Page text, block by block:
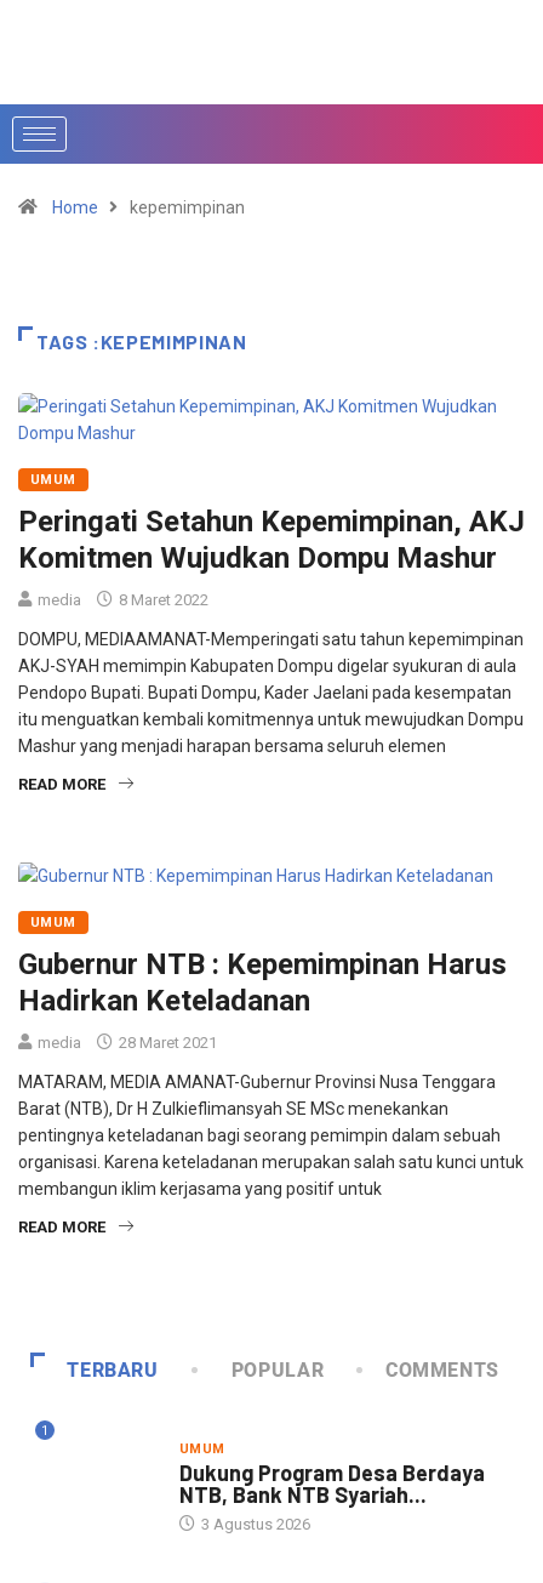
Home kepemimpinan
TAGS :KEPEMIMPINAN
UMUM
Peringati Setahun Kepemimpinan, AKJ
Komitmen Wujudkan Dompu Mashur
media 8 Maret 2022
DOMPU, MEDIAAMANAT-Memperingati satu tahun kepemimpinan
AKJ-SYAH memimpin Kabupaten Dompu digelar syukuran di aula
Pendopo Bupati. Bupati Dompu, Kader Jaelani pada kesempatan
itu menguatkan kembali komitmennya untuk mewujudkan Dompu
Mashur yang menjadi harapan bersama seluruh elemen
READ MORE
UMUM
Gubernur NTB : Kepemimpinan Harus
Hadirkan Keteladanan
media 28 Maret 2021
MATARAM, MEDIA AMANAT-Gubernur Provinsi Nusa Tenggara
Barat (NTB), Dr H Zulkieflimansyah SE MSc menekankan
pentingnya keteladanan bagi seorang pemimpin dalam sebuah
organisasi. Karena keteladanan merupakan salah satu kunci untuk
membangun iklim kerjasama yang positif untuk
READ MORE
TERBARU POPULAR COMMENTS
1
UMUM
Dukung Program Desa Berdaya
NTB, Bank NTB Syariah...
3 Agustus 2026